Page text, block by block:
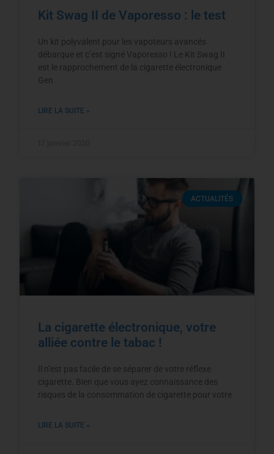
Kit Swag II de Vaporesso : le test
Un kit polyvalent pour les vapoteurs avancés
débarque et c’est signé Vaporesso ! Le Kit Swag II
est le rapprochement de la cigarette électronique
Gen
LIRE LA SUITE »
ACTUALITÉS
La cigarette électronique, votre
alliée contre le tabac !
Il n’est pas facile de se séparer de votre réflexe
cigarette. Bien que vous ayez connaissance des
risques de la consommation de cigarette pour votre
LIRE LA SUITE »